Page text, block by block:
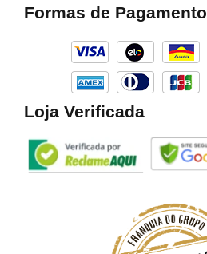
o
g
a
m
k
Formas de Pagamento
Loja Verificada